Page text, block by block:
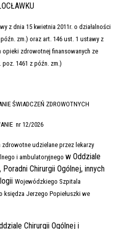
z dnia 15 kwietnia 2011r. o działalności
zm.) oraz art. 146 ust. 1 ustawy z
opieki zdrowotnej finansowanych ze
1461 z późn. zm.)
ŚWIADCZEŃ ZDROWOTNYCH
nr 12/2026
udzielane przez lekarzy
i ambulatoryjnego w Oddziale
Chirurgii Ogólnej, innych
Wojewódzkiego Szpitala
księdza Jerzego Popiełuszki we
Chirurgii Ogólnej i